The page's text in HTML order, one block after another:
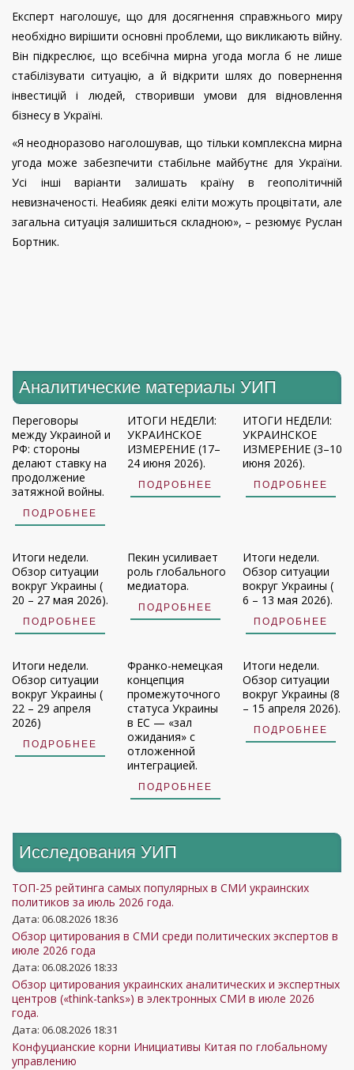
Експерт наголошує, що для досягнення справжнього миру
необхідно вирішити основні проблеми, що викликають війну.
Він підкреслює, що всебічна мирна угода могла б не лише
стабілізувати ситуацію, а й відкрити шлях до повернення
інвестицій і людей, створивши умови для відновлення
бізнесу в Україні.
«Я неодноразово наголошував, що тільки комплексна мирна
угода може забезпечити стабільне майбутнє для України.
Усі інші варіанти залишать країну в геополітичній
невизначеності. Неабияк деякі еліти можуть процвітати, але
загальна ситуація залишиться складною», – резюмує Руслан
Бортник.
Аналитические материалы УИП
Переговоры
между Украиной и
РФ: стороны
делают ставку на
продолжение
затяжной войны.
ПОДРОБНЕЕ
ИТОГИ НЕДЕЛИ:
УКРАИНСКОЕ
ИЗМЕРЕНИЕ (17–
24 июня 2026).
ПОДРОБНЕЕ
ИТОГИ НЕДЕЛИ:
УКРАИНСКОЕ
ИЗМЕРЕНИЕ (3–10
июня 2026).
ПОДРОБНЕЕ
Итоги недели.
Обзор ситуации
вокруг Украины (
20 – 27 мая 2026).
ПОДРОБНЕЕ
Пекин усиливает
роль глобального
медиатора.
ПОДРОБНЕЕ
Итоги недели.
Обзор ситуации
вокруг Украины (
6 – 13 мая 2026).
ПОДРОБНЕЕ
Итоги недели.
Обзор ситуации
вокруг Украины (
22 – 29 апреля
2026)
ПОДРОБНЕЕ
Франко-немецкая
концепция
промежуточного
статуса Украины
в ЕС — «зал
ожидания» с
отложенной
интеграцией.
ПОДРОБНЕЕ
Итоги недели.
Обзор ситуации
вокруг Украины (8
– 15 апреля 2026).
ПОДРОБНЕЕ
Исследования УИП
ТОП-25 рейтинга самых популярных в СМИ украинских
политиков за июль 2026 года.
Дата: 06.08.2026 18:36
Обзор цитирования в СМИ среди политических экспертов в
июле 2026 года
Дата: 06.08.2026 18:33
Обзор цитирования украинских аналитических и экспертных
центров («think-tanks») в электронных СМИ в июле 2026
года.
Дата: 06.08.2026 18:31
Конфуцианские корни Инициативы Китая по глобальному
управлению